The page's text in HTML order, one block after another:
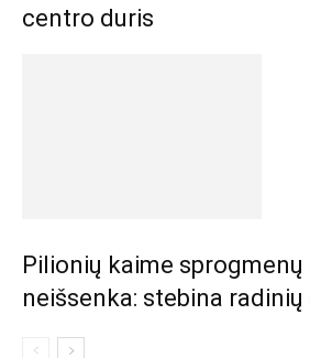
centro duris
Pilionių kaime sprogmenų
neišsenka: stebina radinių